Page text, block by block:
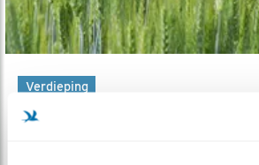
Verdieping
Herkenning van ‘gele kwikken’